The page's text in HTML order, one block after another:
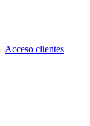
Acceso clientes